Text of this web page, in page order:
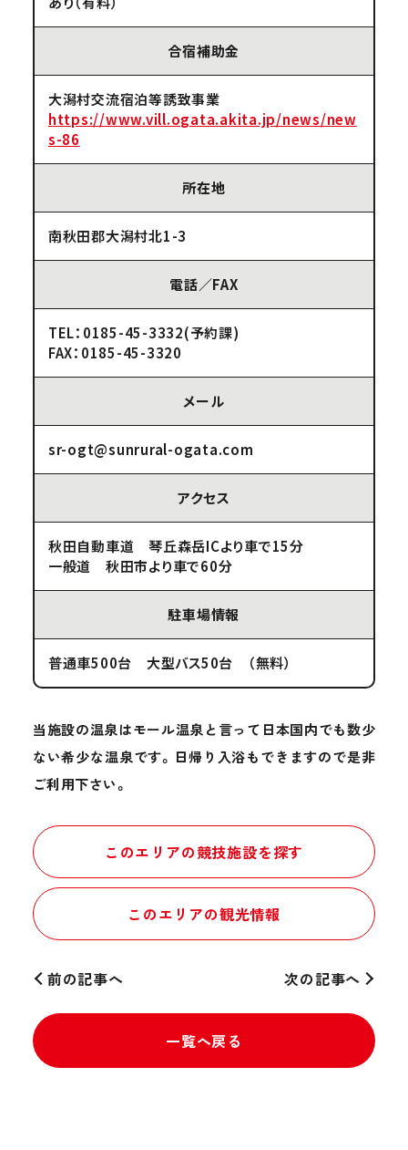
合宿補助金
大潟村交流宿泊等誘致事業
https://www.vill.ogata.akita.jp/news/new
s-86
所在地
南秋田郡大潟村北1-3
電話／FAX
TEL：0185-45-3332(予約課)
FAX：0185-45-3320
メール
sr-ogt@sunrural-ogata.com
アクセス
秋田自動車道 琴丘森岳ICより車で15分
一般道 秋田市より車で60分
駐車場情報
普通車500台 大型バス50台 （無料）
当施設の温泉はモール温泉と言って日本国内でも数少
ない希少な温泉です。日帰り入浴もできますので是非
ご利用下さい。
このエリアの競技施設を探す
このエリアの観光情報
前の記事へ
一覧へ戻る
次の記事へ